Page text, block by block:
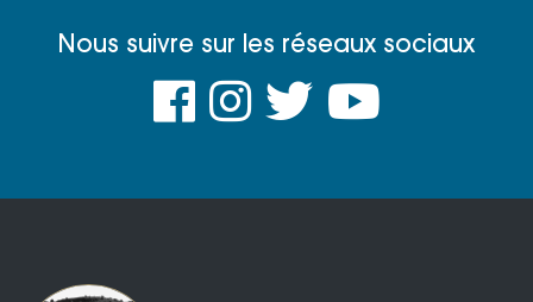
Nous suivre sur les réseaux sociaux